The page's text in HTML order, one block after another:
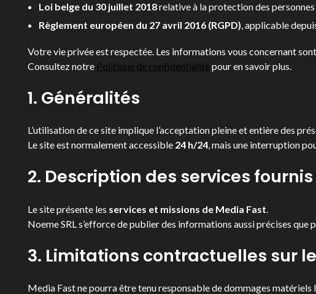
Loi belge du 30 juillet 2018relative à la protection des personnes
Règlement européen du 27 avril 2016 (RGPD), applicable
Votre vie privée est respectée. Les informations vous concernant
Consultez notre Politique de confidentialité pour en savoir plus.
1. Généralités
L’utilisation de ce site implique l’acceptation pleine et entière des
Le site est normalement accessible 24 h/24, mais une interruption
2. Description des services fournis
Le site présente les services et missions de Media Fast
Noeme SRL s’efforce de publier des informations aussi précises que
3. Limitations contractuelles sur
Media Fast ne pourra être tenu responsable de dommages matériels